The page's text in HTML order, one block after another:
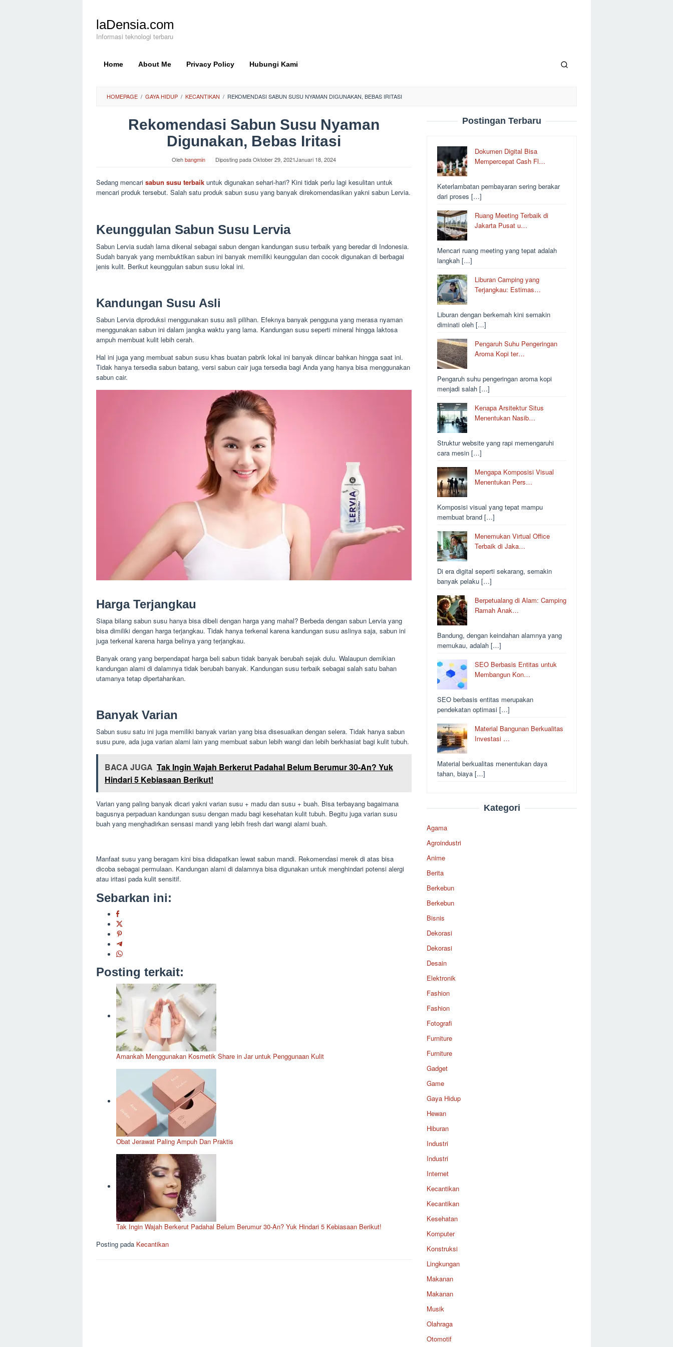
kontenlaDensia.com
Informasi teknologi terbaru
Home About Me Privacy Policy Hubungi Kami
HOMEPAGE / GAYA HIDUP / KECANTIKAN / REKOMENDASI SABUN SUSU NYAMAN DIGUNAKAN, BEBAS IRITASI
Rekomendasi Sabun Susu Nyaman
Digunakan, Bebas Iritasi
Olehbangmin Diposting padaOktober 29, 2021Januari 18, 2024
Sedang mencari sabun susu terbaik untuk digunakan sehari-hari? Kini tidak perlu lagi kesulitan untuk
mencari produk tersebut. Salah satu produk sabun susu yang banyak direkomendasikan yakni sabun Lervia.
Keunggulan Sabun Susu Lervia
Sabun Lervia sudah lama dikenal sebagai sabun dengan kandungan susu terbaik yang beredar di Indonesia.
Sudah banyak yang membuktikan sabun ini banyak memiliki keunggulan dan cocok digunakan di berbagai
jenis kulit. Berikut keunggulan sabun susu lokal ini.
Kandungan Susu Asli
Sabun Lervia diproduksi menggunakan susu asli pilihan. Efeknya banyak pengguna yang merasa nyaman
menggunakan sabun ini dalam jangka waktu yang lama. Kandungan susu seperti mineral hingga laktosa
ampuh membuat kulit lebih cerah.
Hal ini juga yang membuat sabun susu khas buatan pabrik lokal ini banyak diincar bahkan hingga saat ini.
Tidak hanya tersedia sabun batang, versi sabun cair juga tersedia bagi Anda yang hanya bisa menggunakan
sabun cair.
Harga Terjangkau
Siapa bilang sabun susu hanya bisa dibeli dengan harga yang mahal? Berbeda dengan sabun Lervia yang
bisa dimiliki dengan harga terjangkau. Tidak hanya terkenal karena kandungan susu aslinya saja, sabun ini
juga terkenal karena harga belinya yang terjangkau.
Banyak orang yang berpendapat harga beli sabun tidak banyak berubah sejak dulu. Walaupun demikian
kandungan alami di dalamnya tidak berubah banyak. Kandungan susu terbaik sebagai salah satu bahan
utamanya tetap dipertahankan.
Banyak Varian
Sabun susu satu ini juga memiliki banyak varian yang bisa disesuaikan dengan selera. Tidak hanya sabun
susu pure, ada juga varian alami lain yang membuat sabun lebih wangi dan lebih berkhasiat bagi kulit tubuh.
BACA JUGA Tak Ingin Wajah Berkerut Padahal Belum Berumur 30-An? Yuk
Hindari 5 Kebiasaan Berikut!
Varian yang paling banyak dicari yakni varian susu + madu dan susu + buah. Bisa terbayang bagaimana
bagusnya perpaduan kandungan susu dengan madu bagi kesehatan kulit tubuh. Begitu juga varian susu
buah yang menghadirkan sensasi mandi yang lebih fresh dari wangi alami buah.
Manfaat susu yang beragam kini bisa didapatkan lewat sabun mandi. Rekomendasi merek di atas bisa
dicoba sebagai permulaan. Kandungan alami di dalamnya bisa digunakan untuk menghindari potensi alergi
atau iritasi pada kulit sensitif.
Sebarkan ini:
Posting terkait:
Amankah Menggunakan Kosmetik Share in Jar untuk Penggunaan Kulit
Obat Jerawat Paling Ampuh Dan Praktis
Tak Ingin Wajah Berkerut Padahal Belum Berumur 30-An? Yuk Hindari 5 Kebiasaan Berikut!
Posting pada Kecantikan
Postingan Terbaru
Dokumen Digital Bisa
Mempercepat Cash Fl…
Keterlambatan pembayaran sering berakar
dari proses […]
Ruang Meeting Terbaik di
Jakarta Pusat u…
Mencari ruang meeting yang tepat adalah
langkah […]
Liburan Camping yang
Terjangkau: Estimas…
Liburan dengan berkemah kini semakin
diminati oleh […]
Pengaruh Suhu Pengeringan
Aroma Kopi ter…
Pengaruh suhu pengeringan aroma kopi
menjadi salah […]
Kenapa Arsitektur Situs
Menentukan Nasib…
Struktur website yang rapi memengaruhi
cara mesin […]
Mengapa Komposisi Visual
Menentukan Pers…
Komposisi visual yang tepat mampu
membuat brand […]
Menemukan Virtual Office
Terbaik di Jaka…
Di era digital seperti sekarang, semakin
banyak pelaku […]
Berpetualang di Alam: Camping
Ramah Anak…
Bandung, dengan keindahan alamnya yang
memukau, adalah […]
SEO Berbasis Entitas untuk
Membangun Kon…
SEO berbasis entitas merupakan
pendekatan optimasi […]
Material Bangunan Berkualitas
Investasi …
Material berkualitas menentukan daya
tahan, biaya […]
Kategori
Agama
Agroindustri
Anime
Berita
Berkebun
Berkebun
Bisnis
Dekorasi
Dekorasi
Desain
Elektronik
Fashion
Fashion
Fotografi
Furniture
Furniture
Gadget
Game
Gaya Hidup
Hewan
Hiburan
Industri
Industri
Internet
Kecantikan
Kecantikan
Kesehatan
Komputer
Konstruksi
Lingkungan
Makanan
Makanan
Musik
Olahraga
Otomotif